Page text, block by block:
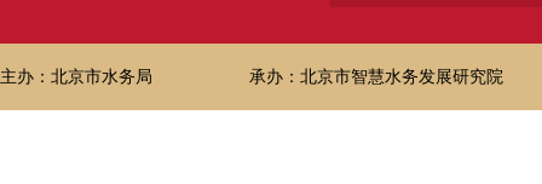
主办：北京市水务局 承办：北京市智慧水务发展研究院